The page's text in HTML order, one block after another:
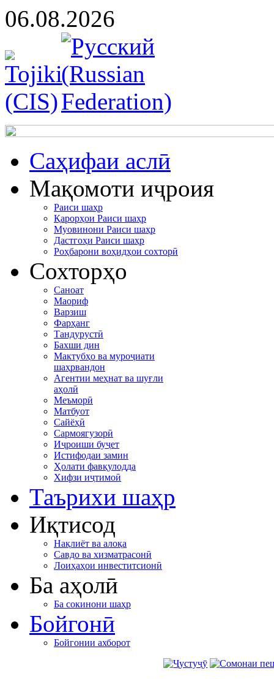
06.08.2026
Cаҳифаи аслӣ
Мақомоти иҷроия
Раиси шаҳр
Қарорҳои Раиси шаҳр
Муовинони Раиси шаҳр
Дастгоҳи Раиси шаҳр
Роҳбарони воҳидҳои сохторӣ
Сохторҳо
Саноат
Маориф
Варзиш
Фарҳанг
Тандурустӣ
Бахши дин
Мактубҳо ва муроҷиати
шаҳрвандон
Агентии меҳнат ва шуғли
аҳолӣ
Меъморӣ
Матбуот
Сайёҳӣ
Сармоягузорӣ
Иҷроиши буҷет
Истифодаи замин
Ҳолати фавқулодда
Хифзи иҷтимоӣ
Таърихи шаҳр
Иқтисод
Нақлиёт ва алоқа
Савдо ва хизматрасонӣ
Лоиҳаҳои инвеститсионӣ
Ба аҳолӣ
Ба сокинони шаҳр
Бойгонӣ
Бойгонии ахборот